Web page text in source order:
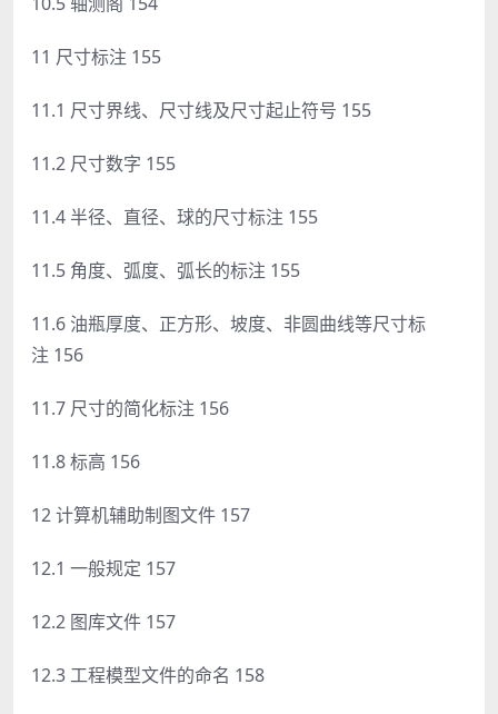
11 尺寸标注 155
11.1 尺寸界线、尺寸线及尺寸起止符号 155
11.2 尺寸数字 155
11.4 半径、直径、球的尺寸标注 155
11.5 角度、弧度、弧长的标注 155
11.6 油瓶厚度、正方形、坡度、非圆曲线等尺寸标
注 156
11.7 尺寸的简化标注 156
11.8 标高 156
12 计算机辅助制图文件 157
12.1 一般规定 157
12.2 图库文件 157
12.3 工程模型文件的命名 158